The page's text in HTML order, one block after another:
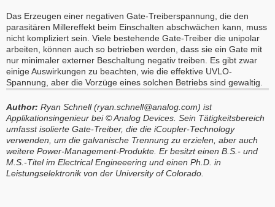
Das Erzeugen einer negativen Gate-Treiberspannung, die den
parasitären Millereffekt beim Einschalten abschwächen kann, muss
nicht kompliziert sein. Viele bestehende Gate-Treiber die unipolar
arbeiten, können auch so betrieben werden, dass sie ein Gate mit
nur minimaler externer Beschaltung negativ treiben. Es gibt zwar
einige Auswirkungen zu beachten, wie die effektive UVLO-
Spannung, aber die Vorzüge eines solchen Betriebs sind gewaltig.
Author: Ryan Schnell (ryan.schnell@analog.com) ist
Applikationsingenieur bei© Analog Devices. Sein Tätigkeitsbereich
umfasst isolierte Gate-Treiber, die die iCoupler-Technology
verwenden, um die galvanische Trennung zu erzielen, aber auch
weitere Power-Management-Produkte. Er besitzt einen B.S.- und
M.S.-Titel im Electrical Engineeering und einen Ph.D. in
Leistungselektronik von der University of Colorado.